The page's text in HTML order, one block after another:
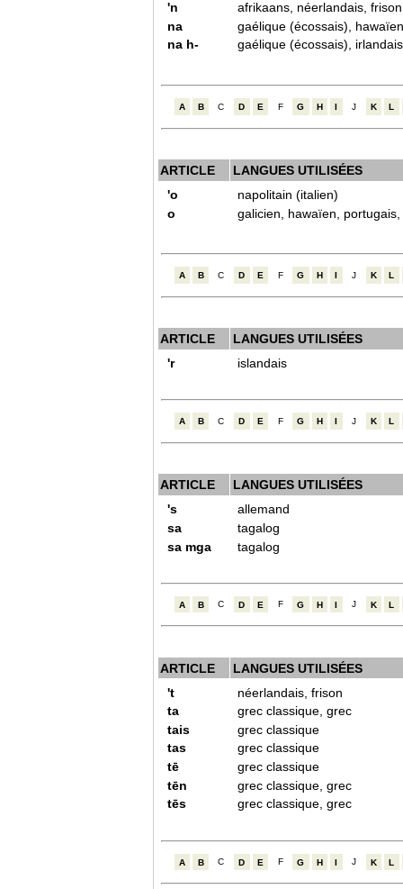
'n
afrikaans, néerlandais, frison
na
gaélique (écossais),
na h-
gaélique (écossais), irlandais
A B C D E F G H I J K L
ARTICLE
LANGUES UTILISÉES
'o
napolitain (italien)
o
galicien, hawaïen,
A B C D E F G H I J K L
ARTICLE
LANGUES UTILISÉES
'r
islandais
A B C D E F G H I J K L
ARTICLE
LANGUES UTILISÉES
's
allemand
sa
tagalog
sa mga
tagalog
A B C D E F G H I J K L
ARTICLE
LANGUES UTILISÉES
't
néerlandais, frison
ta
grec classique, grec
tais
grec classique
tas
grec classique
tē
grec classique
tēn
grec classique, grec
tēs
grec classique, grec
A B C D E F G H I J K L